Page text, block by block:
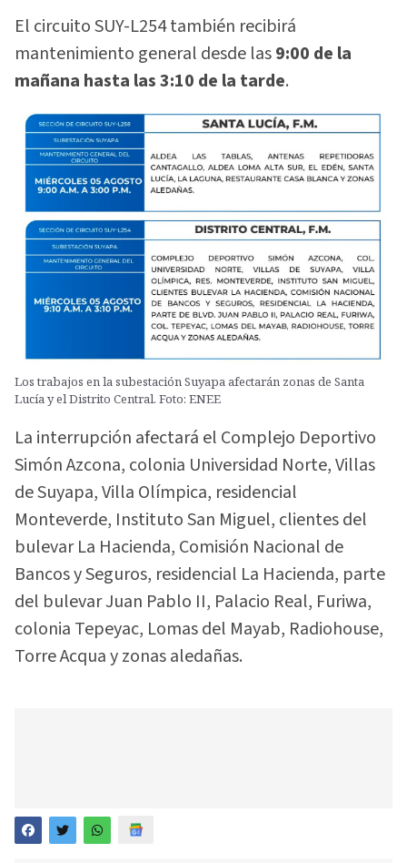
El circuito SUY-L254 también recibirá
mantenimiento general desde las9:00 de la
mañana hasta las 3:10 de la tarde.
Los trabajos en la subestación Suyapa afectarán zonas de Santa
Lucía y el Distrito Central. Foto: ENEE
La interrupción afectará el Complejo Deportivo
Simón Azcona, colonia Universidad Norte, Villas
de Suyapa, Villa Olímpica, residencial
Monteverde, Instituto San Miguel, clientes del
bulevar La Hacienda, Comisión Nacional de
Bancos y Seguros, residencial La Hacienda, parte
del bulevar Juan Pablo II, Palacio Real, Furiwa,
colonia Tepeyac, Lomas del Mayab, Radiohouse,
Torre Acqua y zonas aledañas.